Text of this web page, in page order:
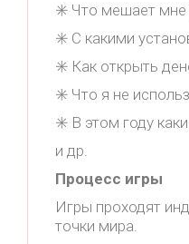
✳️ Что мешает мне
✳️ С какими
✳️ Как открыть
✳️ Что я не
✳️ В этом году
и др.
Процесс игры
Игры проходят
точки мира.